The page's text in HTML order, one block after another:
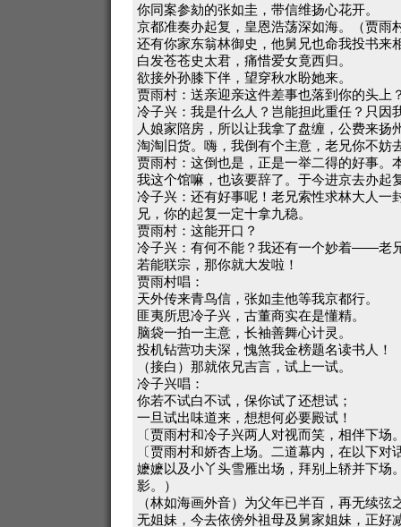
你同案参劾的张如圭，带信维扬心花开。
京都准奏办起复，皇恩浩荡深如海。（贾雨
还有你家东翁林御史，他舅兄也命我投书来
白发苍苍史太君，痛惜爱女竟西归。
欲接外孙膝下伴，望穿秋水盼她来。
贾雨村：送亲迎亲这件差事也落到你的头上
冷子兴：我是什么人？岂能担此重任？只因
人娘家陪房，所以让我拿了盘缠，公费来扬
淘淘旧货。嗨，我倒有个主意，老兄你不妨
贾雨村：这倒也是，正是一举二得的好事。
我这个馆嘛，也该要辞了。于今进京去办起
冷子兴：还有好事呢！老兄索性求林大人一
兄，你的起复一定十拿九稳。
贾雨村：这能开口？
冷子兴：有何不能？我还有一个妙着——老
若能联宗，那你就大发啦！
贾雨村唱：
天外传来青鸟信，张如圭他等我京都行。
匪夷所思冷子兴，古董商实在是懂精。
脑袋一拍一主意，长袖善舞心计灵。
投机钻营功夫深，愧煞我金榜题名读书人！
（接白）那就依兄吉言，试上一试。
冷子兴唱：
你若不试白不试，保你试了还想试；
一旦试出味道来，想想何必要殿试！
〔贾雨村和冷子兴两人对视而笑，相伴下场
〔贾雨村和娇杏上场。二道幕内，在以下
嬷嬷以及小丫头雪雁出场，拜别上轿并下场
影。）
（林如海画外音）为父年已半百，再无续
无姐妹，今去依傍外祖母及舅家姐妹，正好